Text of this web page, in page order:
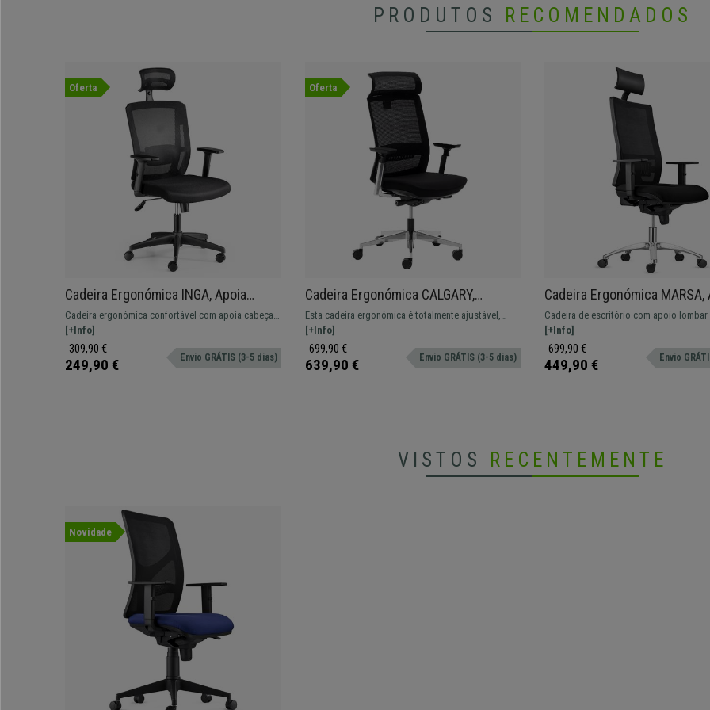
PRODUTOS RECOMENDADOS
Oferta
Cadeira Ergonómica INGA, Apoia
Cabeças, Suporte Lombar Ajustável,
Uso de 8H, Cor Preto
Cadeira ergonómica confortável com apoia cabeças
e apoio lombar ajustável. Adequado para uso
profissional.
[+Info]
309,90 €
249,90 € Envio GRÁTIS (3-5 dias)
Oferta
Cadeira Ergonómica CALGARY,
Totalmente Ajustável, Uso Intensivo,
Estructura Metálica, Preto
Esta cadeira ergonómica é totalmente ajustável,
apta para uso profissional intensivo.
[+Info]
699,90 €
639,90 € Envio GRÁTIS (3-5 dias)
Cadeira Ergonómica MARSA,
Lombar e Encosto
Metálica, Em Preto
Cadeira de escritório com apoio lombar
de reclinação sincronizado. Adequado
uso, estofado em malha à prova de fogo.
[+Info]
699,90 €
449,90 € Envio
VISTOS RECENTEMENTE
Novidade